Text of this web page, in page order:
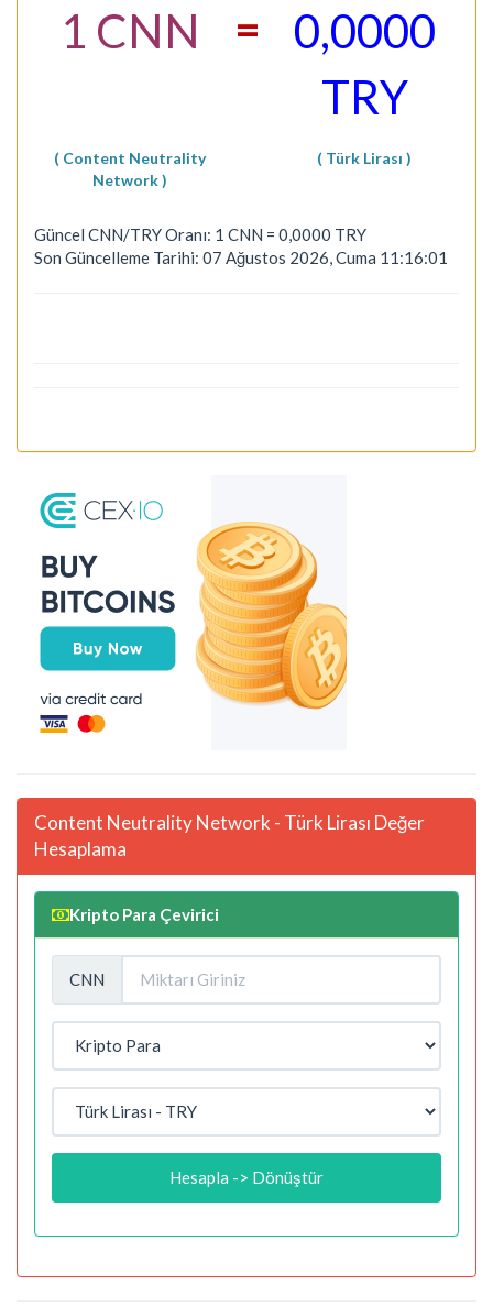
1 CNN =
0,0000
TRY
( Content Neutrality
Network )
( Türk Lirası )
Güncel CNN/TRY Oranı: 1 CNN = 0,0000 TRY
Son Güncelleme Tarihi: 07 Ağustos 2026, Cuma 11:16:01
Content Neutrality Network - Türk Lirası Değer
Hesaplama
Kripto Para Çevirici
CNN
Hesapla -> Dönüştür